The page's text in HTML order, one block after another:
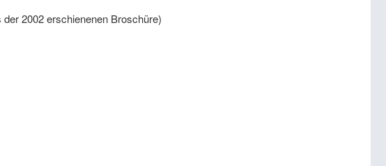
2002 erschienenen Broschüre)